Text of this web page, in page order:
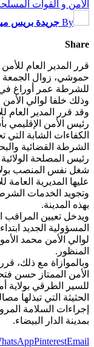
الأمن و القوات
By جريدة بريس
Share
قرر المدير العام
للشرطة عمر أوراغ
وذلك خلفا لوالي
وقد قرر المدير
رئيس الأمن الإقليمي
الكفاءات الشابة
الشرطة القضائية
رئيس المصلحة
شغل نفس المنصب
عليها المديرية العامة
وتجويد الخدمات
بهذه المدينة.
ويدخل تعيين
لوالي الأمن محمد
المنظور.
وبالموازاة مع ذلك،
الأمن الممتاز حسن
للسير الطرقي بولاية
الحثيثة التي تبذلها
إجراءات السلامة
بمدينة الدار البيضاء.
PinterestEmail